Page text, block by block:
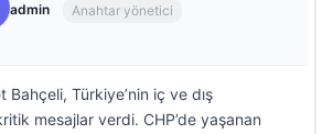
admin Anahtar yönetici
Bahçeli, Türkiye’nin iç ve dış
mesajlar verdi. CHP’de yaşanan